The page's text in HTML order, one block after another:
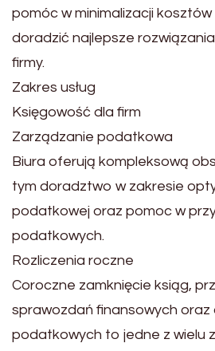
pomóc w minimalizacji
doradzić najlepsze
firmy.
Zakres usług
Księgowość dla firm
Zarządzanie podatkowa
Biura oferują kompleksową
tym doradztwo w zakresie
podatkowej oraz pomoc w
podatkowych.
Rozliczenia roczne
Coroczne zamknięcie ksiąg,
sprawozdań finansowych oraz
podatkowych to jedne z wielu